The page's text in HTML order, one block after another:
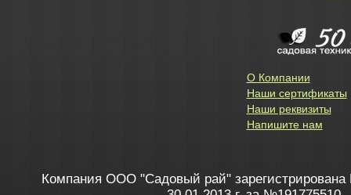
О Компании
Наши сертификаты
Наши реквизиты
Напишите нам
Компания ООО "Садовый рай" зарегистрирована